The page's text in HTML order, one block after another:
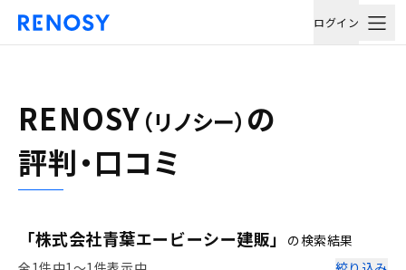
ログイン
RENOSY （リノシー） の
評判・口コミ
「株式会社青葉エービーシー建販」
の検索結果